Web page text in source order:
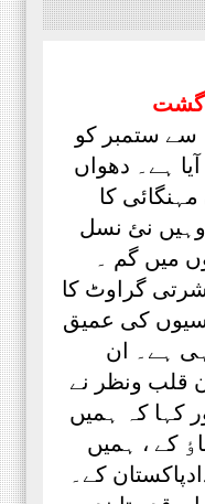
گشت
ستمبر کو
ہے۔ دھواں
کا
نئ نسل
میں گم ۔
گراوٹ کا
کی عمیق
ہے۔ ان
قلب ونظر نے
کہا کہ ہمیں
کے ، ہمیں
کے۔